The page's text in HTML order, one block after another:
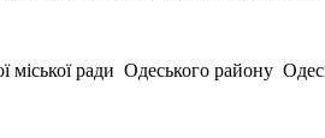
міської ради Одеського району